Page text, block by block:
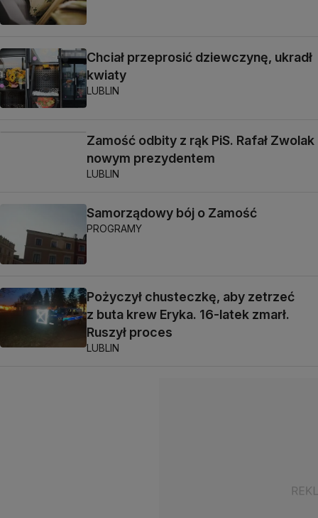
Chciał przeprosić dziewczynę, ukradł
kwiaty
LUBLIN
Zamość odbity z rąk PiS. Rafał Zwolak
nowym prezydentem
LUBLIN
Samorządowy bój o Zamość
PROGRAMY
Pożyczył chusteczkę, aby zetrzeć
z buta krew Eryka. 16-latek zmarł.
Ruszył proces
LUBLIN